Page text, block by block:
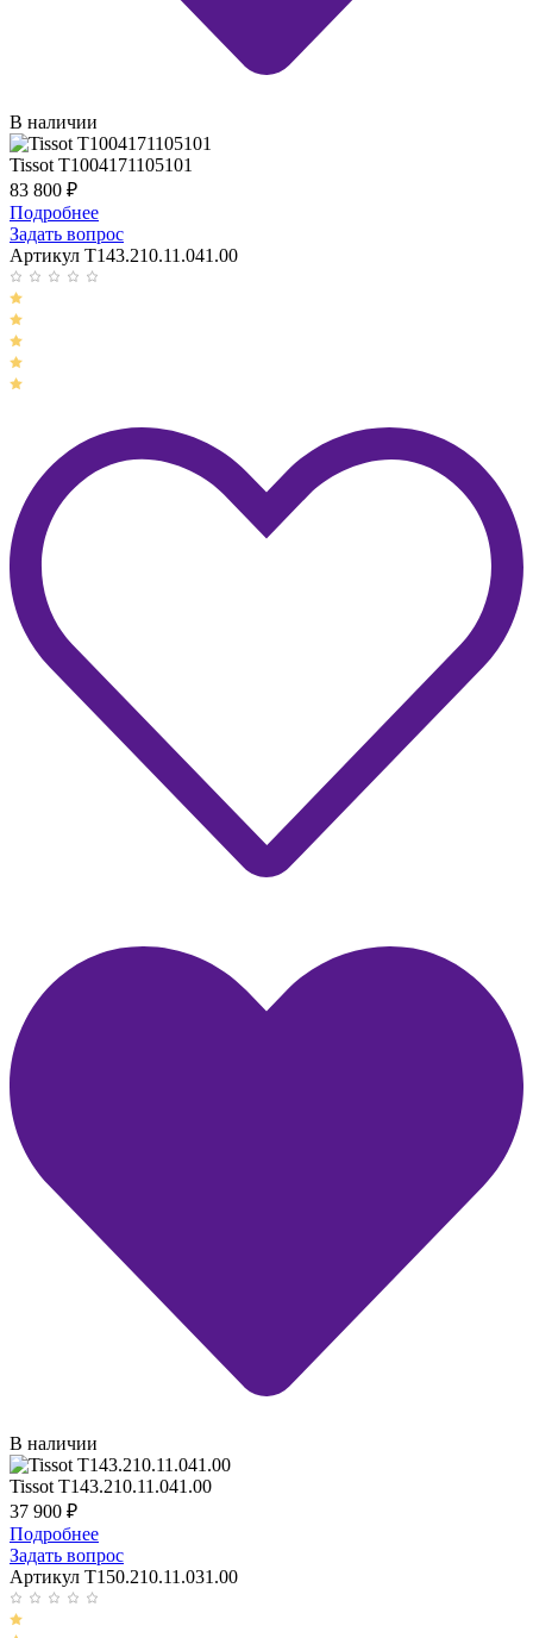
В наличии
Tissot T1004171105101
83 800 ₽
Подробнее
Задать вопрос
Артикул T143.210.11.041.00
В наличии
Tissot T143.210.11.041.00
37 900 ₽
Подробнее
Задать вопрос
Артикул T150.210.11.031.00